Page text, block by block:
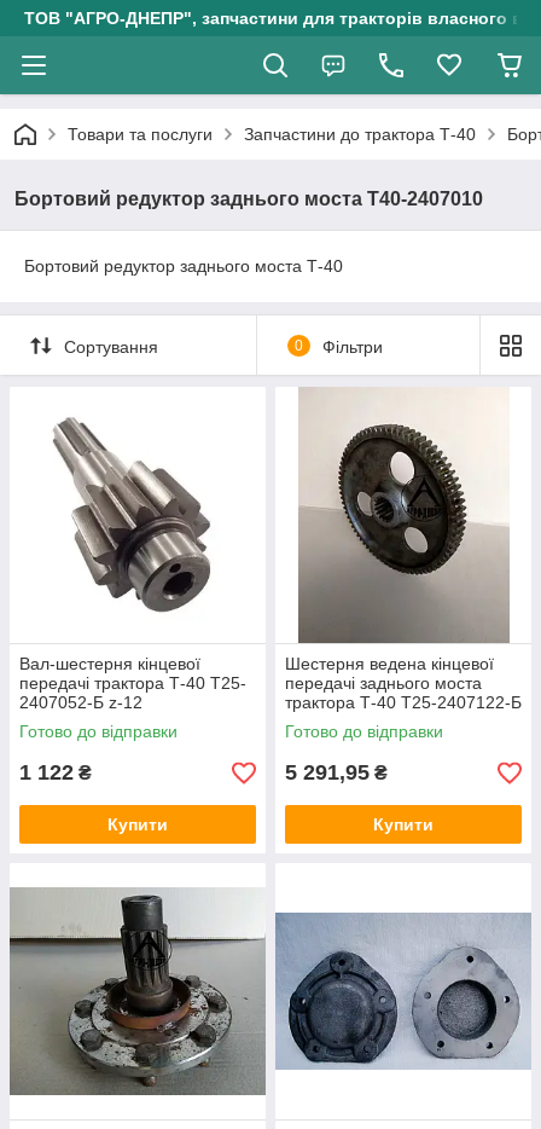
ТОВ "АГРО-ДНЕПР", запчастини для тракторів власного
Товари та послуги Запчастини до трактора Т-40
Бортовий редуктор заднього моста Т40-2407010
Бортовий редуктор заднього моста Т-40
Сортування 0 Фільтри
Вал-шестерня кінцевої
передачі трактора Т-40 Т25-
2407052-Б z-12
Готово до відправки
1 122 ₴
Купити
Шестерня ведена кінцевої
передачі заднього моста
трактора Т-40 Т25-2407122-Б
Готово до відправки
5 291,95 ₴
Купити